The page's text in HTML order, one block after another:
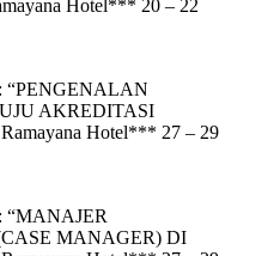
Hotel*** 20 – 22
“PENGENALAN
AKREDITASI
Hotel*** 27 – 29
MANAGER) DI